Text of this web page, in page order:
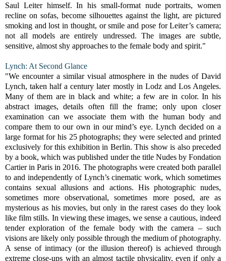
Saul Leiter himself. In his small-format nude portraits, women
recline on sofas, become silhouettes against the light, are pictured
smoking and lost in thought, or smile and pose for Leiter’s camera;
not all models are entirely undressed. The images are subtle,
sensitive, almost shy approaches to the female body and spirit."
Lynch: At Second Glance
"We encounter a similar visual atmosphere in the nudes of David
Lynch, taken half a century later mostly in Lodz and Los Angeles.
Many of them are in black and white; a few are in color. In his
abstract images, details often fill the frame; only upon closer
examination can we associate them with the human body and
compare them to our own in our mind’s eye. Lynch decided on a
large format for his 25 photographs; they were selected and printed
exclusively for this exhibition in Berlin. This show is also preceded
by a book, which was published under the title Nudes by Fondation
Cartier in Paris in 2016. The photographs were created both parallel
to and independently of Lynch’s cinematic work, which sometimes
contains sexual allusions and actions. His photographic nudes,
sometimes more observational, sometimes more posed, are as
mysterious as his movies, but only in the rarest cases do they look
like film stills. In viewing these images, we sense a cautious, indeed
tender exploration of the female body with the camera – such
visions are likely only possible through the medium of photography.
A sense of intimacy (or the illusion thereof) is achieved through
extreme close-ups with an almost tactile physicality, even if only a